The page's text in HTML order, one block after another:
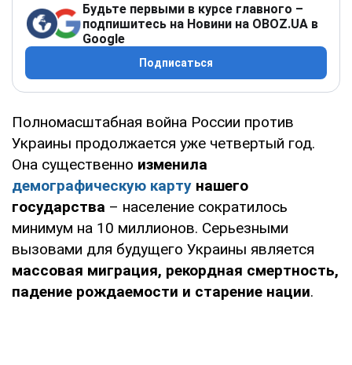
Будьте первыми в курсе главного –
подпишитесь на Новини на OBOZ.UA в
Google
Подписаться
Полномасштабная война России против
Украины продолжается уже четвертый год.
Она существенно изменила
демографическую карту нашего
государства – население сократилось
минимум на 10 миллионов. Серьезными
вызовами для будущего Украины является
массовая миграция, рекордная смертность,
падение рождаемости и старение нации.